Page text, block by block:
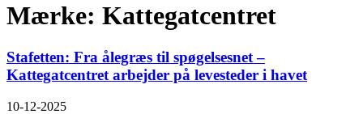
Mærke: Kattegatcentret
Stafetten: Fra ålegræs til spøgelsesnet –
Kattegatcentret arbejder på levesteder i havet
10-12-2025